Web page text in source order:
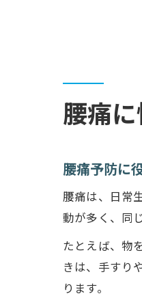
腰痛
腰痛予防に
腰痛は、日常
動が多く、同
たとえば、物
きは、手すり
ります。